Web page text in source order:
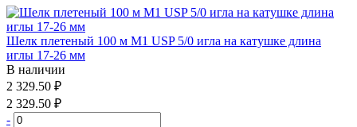
Шелк плетеный 100 м М1 USP 5/0 игла на катушке длина
иглы 17-26 мм
В наличии
2 329.50 ₽
2 329.50 ₽
-